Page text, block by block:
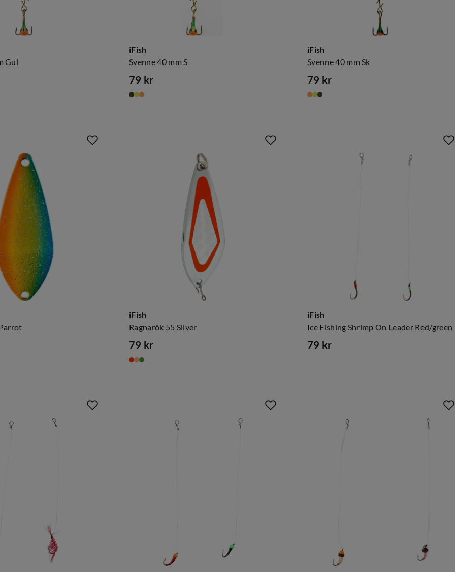
Gul
iFish
Svenne 40 mm S
price
79 kr
iFish
Svenne 40 mm Sk
price
79 kr
iFish
Ragnarök 55 Silver
price
79 kr
iFish
Ice Fishing Shrimp On Leader Red/green
79 kr